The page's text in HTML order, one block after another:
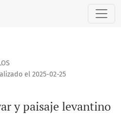
levantino en Álvaro Mutis
y paisaje levantino
el 2025-02-25